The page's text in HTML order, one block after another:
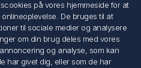
på vores hjemmeside for at
De bruges til at
til sociale medier og analysere
om din brug deles med vores
og analyse, som kan
har givet dig, eller som de har